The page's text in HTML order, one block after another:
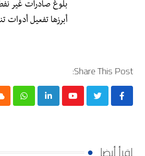
أبرزها تفعيل أدوات
Share This Post:
Youtube
LinkedIn